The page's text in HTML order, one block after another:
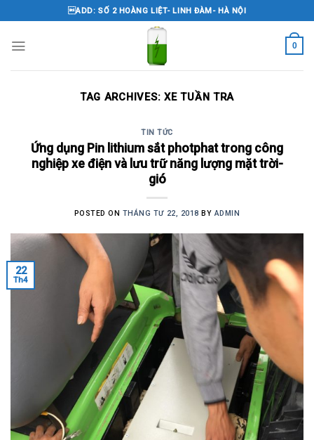
to
content
ADD: SỐ 2 HOÀNG LIỆT- LINH ĐÀM- HÀ NỘI
0
TAG ARCHIVES:XE TUẦN TRA
TIN TỨC
Ứng dụng Pin lithium sắt photphat trong công
nghiệp xe điện và lưu trữ năng lượng mặt trời-
gió
POSTED ON THÁNG TƯ 22, 2018 BY ADMIN
22
Th4